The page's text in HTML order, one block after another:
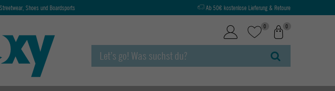
Shoes und Boardsports Ab 50€ kostenlose Lieferung & Retoure
0 0